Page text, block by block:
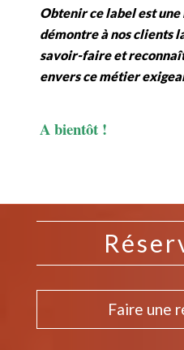
Obtenir ce label est
démontre à nos clients
savoir-faire et
envers ce métier
A bientôt !
Faire une